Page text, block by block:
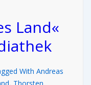
Land«
WithAndreas
, Thorsten